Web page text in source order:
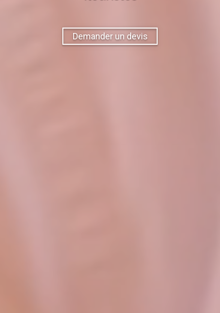
Demander un devis